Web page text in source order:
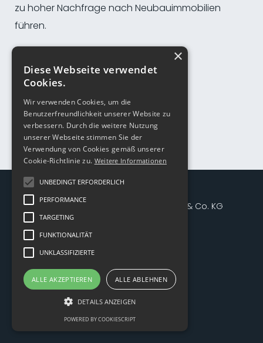
zu hoher Nachfrage nach Neubauimmobilien
führen.
Münchner Finanzberatungs GmbH & Co. KG
Erstauskunft
ESG-Nachhaltigkeitsinformation
Impressum /Datenschutz
×
Diese Webseite verwendet
Cookies.
Wir verwenden Cookies, um die
Benutzerfreundlichkeit unserer Website zu
verbessern. Durch die weitere Nutzung
unserer Webseite stimmen Sie der
Verwendung von Cookies gemäß unserer
Cookie-Richtlinie zu. Weitere Informationen
UNBEDINGT ERFORDERLICH
PERFORMANCE
TARGETING
FUNKTIONALITÄT
UNKLASSIFIZIERTE
ALLE AKZEPTIEREN ALLE ABLEHNEN
DETAILS ANZEIGEN
POWERED BY COOKIESCRIPT